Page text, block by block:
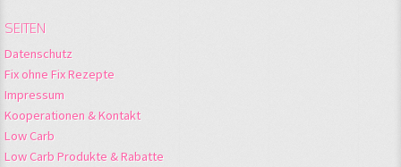
SEITEN
Datenschutz
Fix ohne Fix Rezepte
Impressum
Kooperationen & Kontakt
Low Carb
Low Carb Produkte & Rabatte